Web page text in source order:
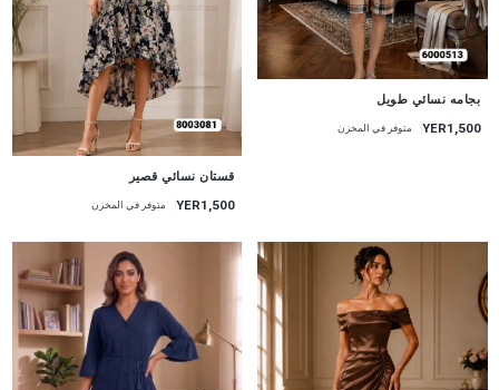
بجامه نسائي طويل
YER1,500 متوفر في المخزن
قستان نسائي قصير
YER1,500 متوفر في المخزن